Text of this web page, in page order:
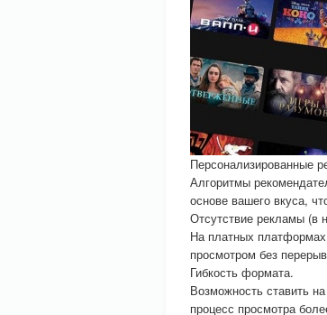
Персонализированные
Алгоритмы
основе вашего вкуса,
Отсутствие рекламы (в
На платных платформах
просмотром без
Гибкость формата.
Возможность ставить
процесс просмотра